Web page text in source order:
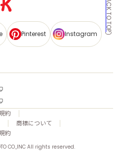
BACK TO TOP
Pinterest Instagram
約
商標について
約
CO.,INC All rights reserved.